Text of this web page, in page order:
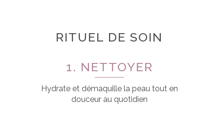
RITUEL DE SOIN
1. NETTOYER
Hydrate et démaquille la peau tout en
douceur au quotidien